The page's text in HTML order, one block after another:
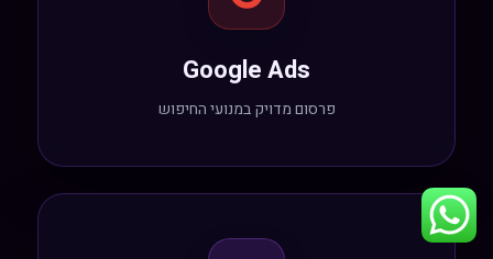
Google Ads
פרסום מדויק במנועי החיפוש